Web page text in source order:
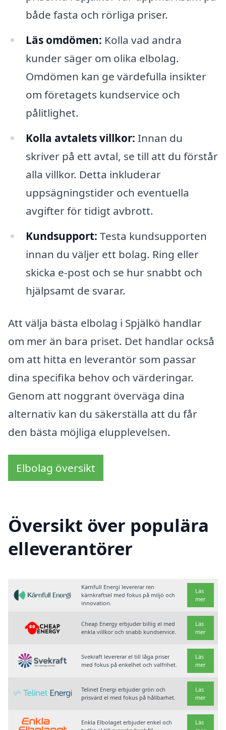
både fasta och rörliga priser.
Läs omdömen: Kolla vad andra
kunder säger om olika elbolag.
Omdömen kan ge värdefulla insikter
om företagets kundservice och
pålitlighet.
Kolla avtalets villkor: Innan du
skriver på ett avtal, se till att du förstår
alla villkor. Detta inkluderar
uppsägningstider och eventuella
avgifter för tidigt avbrott.
Kundsupport: Testa kundsupporten
innan du väljer ett bolag. Ring eller
skicka e-post och se hur snabbt och
hjälpsamt de svarar.
Att välja bästa elbolag i Spjälkö handlar
om mer än bara priset. Det handlar också
om att hitta en leverantör som passar
dina specifika behov och värderingar.
Genom att noggrant överväga dina
alternativ kan du säkerställa att du får
den bästa möjliga elupplevelsen.
Elbolag översikt
Översikt över populära
elleverantörer
Kärnfull Energi levererar ren
kärnkraftsel med fokus på miljö och
innovation.
Läs
mer
Cheap Energy erbjuder billig el med
enkla villkor och snabb kundservice.
Läs
mer
Svekraft levererar el till låga priser
med fokus på enkelhet och valfrihet.
Läs
mer
Telinet Energi erbjuder grön och
prisvärd el med fokus på hållbarhet.
Läs
mer
Enkla Elbolaget erbjuder enkel och
Läs